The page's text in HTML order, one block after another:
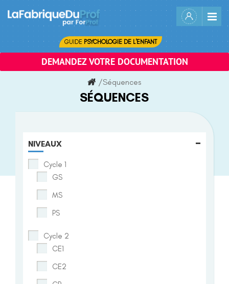
content
GUIDE PSYCHOLOGIE DE L'ENFANT
DEMANDEZ VOTRE DOCUMENTATION
/Séquences
SÉQUENCES
NIVEAUX -
Cycle 1
GS
MS
PS
Cycle 2
CE1
CE2